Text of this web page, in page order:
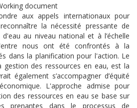
document
aux appels internationaux pour
la nécessité pressante de
au niveau national et à l’échelle
nous ont été confrontés à la
dans la planification pour l'action. Le
des ressources en eau, est la
également s’accompagner d’équité
L'approche admise pour
des ressources en eau se base sur
prenantes dans le processus de